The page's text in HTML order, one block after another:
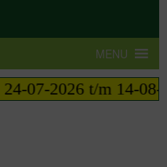
MENU
2026 t/m 14-08-